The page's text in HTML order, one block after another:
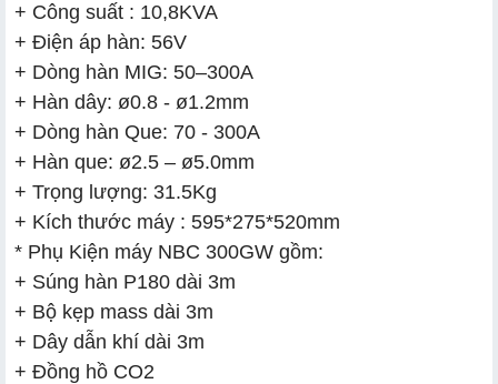
+ Công suất : 10,8KVA
+ Điện áp hàn: 56V
+ Dòng hàn MIG: 50–300A
+ Hàn dây: ø0.8 - ø1.2mm
+ Dòng hàn Que: 70 - 300A
+ Hàn que: ø2.5 – ø5.0mm
+ Trọng lượng: 31.5Kg
+ Kích thước máy : 595*275*520mm
* Phụ Kiện máy NBC 300GW gồm:
+ Súng hàn P180 dài 3m
+ Bộ kẹp mass dài 3m
+ Dây dẫn khí dài 3m
+ Đồng hồ CO2